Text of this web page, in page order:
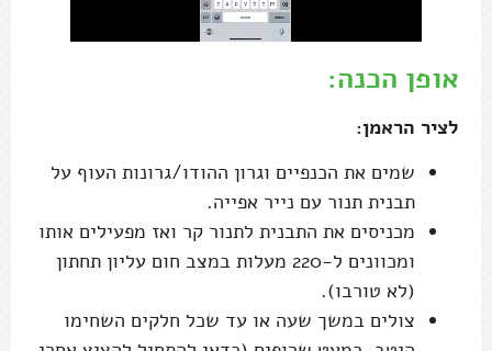
אופן הכנה:
לציר הראמן:
שמים את הכנפיים וגרון ההודו/גרונות העוף על
תבנית תנור עם נייר אפייה.
מכניסים את התבנית לתנור קר ואז מפעילים אותו
ומכוונים ל-220 מעלות במצב חום עליון תחתון
(לא טורבו).
צולים במשך שעה או עד שכל חלקים השחימו